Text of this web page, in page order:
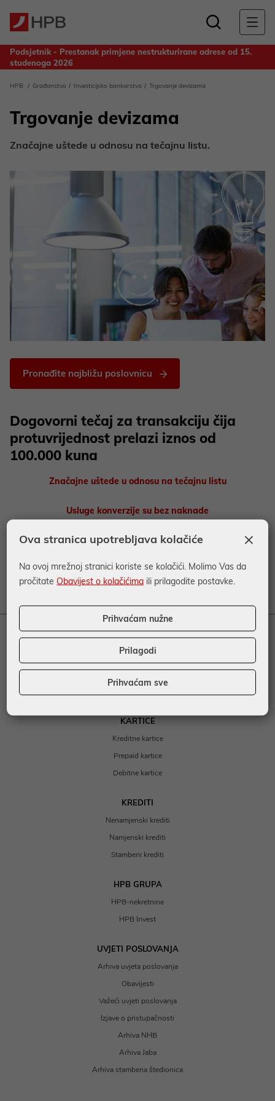
Podsjetnik - Prestanak primjene nestrukturirane adrese od 15.
studenoga 2026
ostvarene u 2025. godini
HPB Građanstvo Investicijsko bankarstvo Trgovanje devizama
Trgovanje devizama
Značajne uštede u odnosu na tečajnu listu.
Pronađite najbližu poslovnicu
Dogovorni tečaj za transakciju čija
protuvrijednost prelazi iznos od
100.000 kuna
Značajne uštede u odnosu na tečajnu listu
Usluge konverzije su bez naknade
trenutku obustaviti trgovanje određenim valutnim parom
sukladno promjenama na deviznom tržištu.
RAČUNI I PLAĆANJA
Otvaranje transakcijskog računa
KARTICE
Kreditne kartice
Prepaid kartice
Debitne kartice
KREDITI
Nenamjenski krediti
Namjenski krediti
Stambeni krediti
HPB GRUPA
HPB-nekretnine
HPB Invest
UVJETI POSLOVANJA
Arhiva uvjeta poslovanja
Obavijesti
Važeći uvjeti poslovanja
Izjave o pristupačnosti
Arhiva NHB
Arhiva Jaba
Arhiva stambena štedionica
×
Ova stranica upotrebljava kolačiće
Na ovoj mrežnoj stranici koriste se kolačići. Molimo Vas da
pročitateObavijest o kolačićima ili prilagodite postavke.
Prihvaćam nužne
Prilagodi
Prihvaćam sve